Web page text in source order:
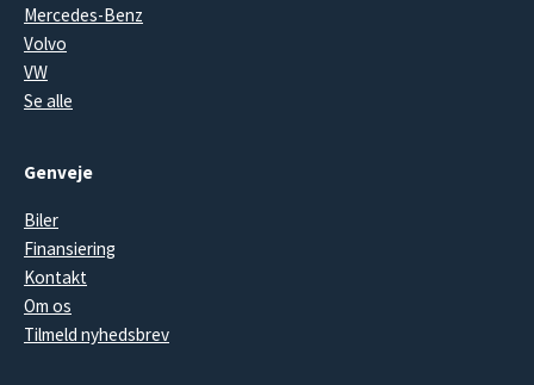
Mercedes-Benz
Volvo
VW
Se alle
Genveje
Biler
Finansiering
Kontakt
Om os
Tilmeld nyhedsbrev